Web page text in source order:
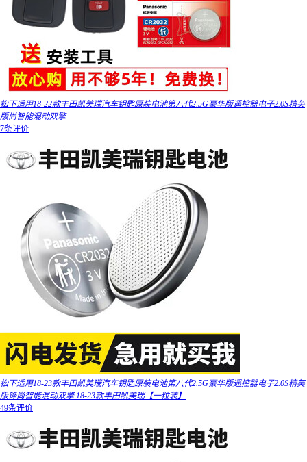
松下适用18-22款丰田凯美瑞汽车钥匙原装电池第八代2.5G豪华版遥控器电子2.0S精英
版尚智能混动双擎
7条评价
松下适用18-23款丰田凯美瑞汽车钥匙原装电池第八代2.5G豪华版遥控器电子2.0S精英
版锋尚智能混动双擎 18-23款丰田凯美瑞【一粒装】
49条评价